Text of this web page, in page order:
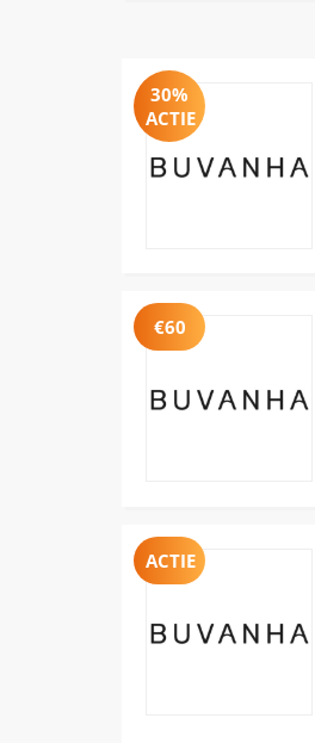
30%
ACTIE
€60
ACTIE